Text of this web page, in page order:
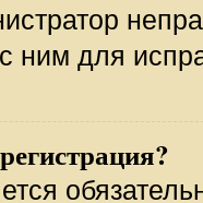
ним для